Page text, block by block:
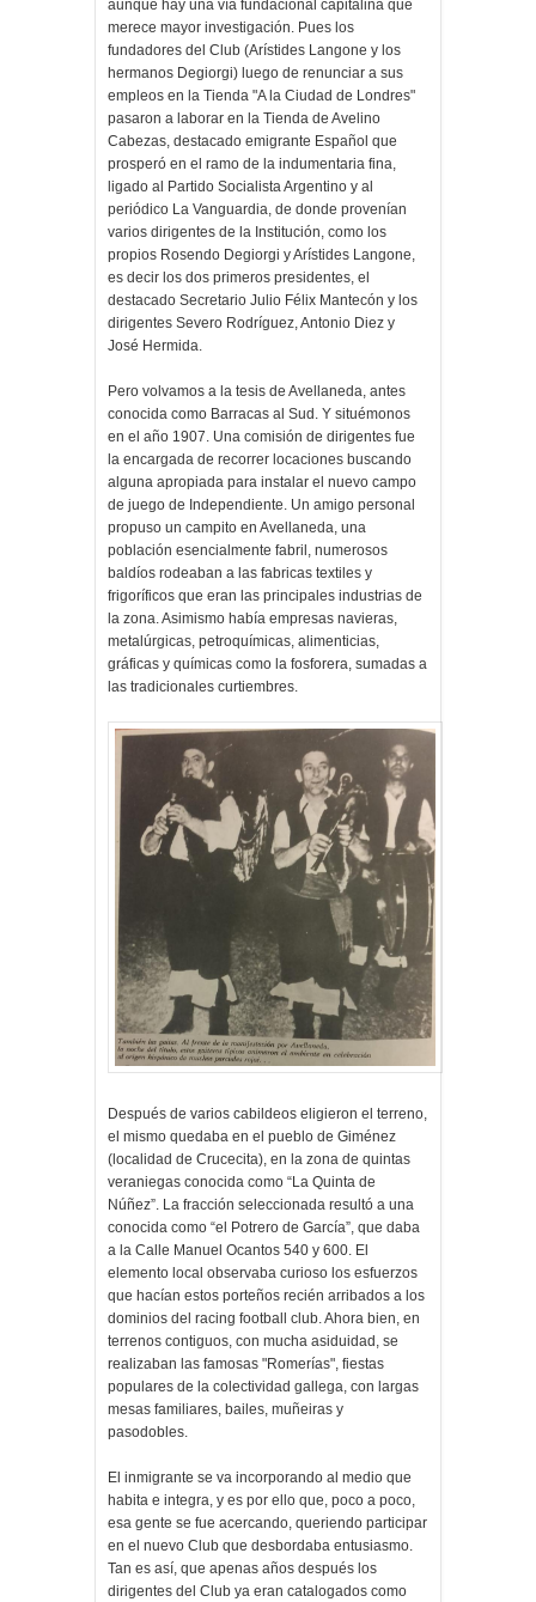
aunque hay una vía fundacional capitalina que
merece mayor investigación. Pues los
fundadores del Club (Arístides Langone y los
hermanos Degiorgi) luego de renunciar a sus
empleos en la Tienda "A la Ciudad de Londres"
pasaron a laborar en la Tienda de Avelino
Cabezas, destacado emigrante Español que
prosperó en el ramo de la indumentaria fina,
ligado al Partido Socialista Argentino y al
periódico La Vanguardia, de donde provenían
varios dirigentes de la Institución, como los
propios Rosendo Degiorgi y Arístides Langone,
es decir los dos primeros presidentes, el
destacado Secretario Julio Félix Mantecón y los
dirigentes Severo Rodríguez, Antonio Diez y
José Hermida.
Pero volvamos a la tesis de Avellaneda, antes
conocida como Barracas al Sud. Y situémonos
en el año 1907. Una comisión de dirigentes fue
la encargada de recorrer locaciones buscando
alguna apropiada para instalar el nuevo campo
de juego de Independiente. Un amigo personal
propuso un campito en Avellaneda, una
población esencialmente fabril, numerosos
baldíos rodeaban a las fabricas textiles y
frigoríficos que eran las principales industrias de
la zona. Asimismo había empresas navieras,
metalúrgicas, petroquímicas, alimenticias,
gráficas y químicas como la fosforera, sumadas a
las tradicionales curtiembres.
Después de varios cabildeos eligieron el terreno,
el mismo quedaba en el pueblo de Giménez
(localidad de Crucecita), en la zona de quintas
veraniegas conocida como “La Quinta de
Núñez”. La fracción seleccionada resultó a una
conocida como “el Potrero de García”, que daba
a la Calle Manuel Ocantos 540 y 600. El
elemento local observaba curioso los esfuerzos
que hacían estos porteños recién arribados a los
dominios del racing football club. Ahora bien, en
terrenos contiguos, con mucha asiduidad, se
realizaban las famosas "Romerías", fiestas
populares de la colectividad gallega, con largas
mesas familiares, bailes, muñeiras y
pasodobles.
El inmigrante se va incorporando al medio que
habita e integra, y es por ello que, poco a poco,
esa gente se fue acercando, queriendo participar
en el nuevo Club que desbordaba entusiasmo.
Tan es así, que apenas años después los
dirigentes del Club ya eran catalogados como